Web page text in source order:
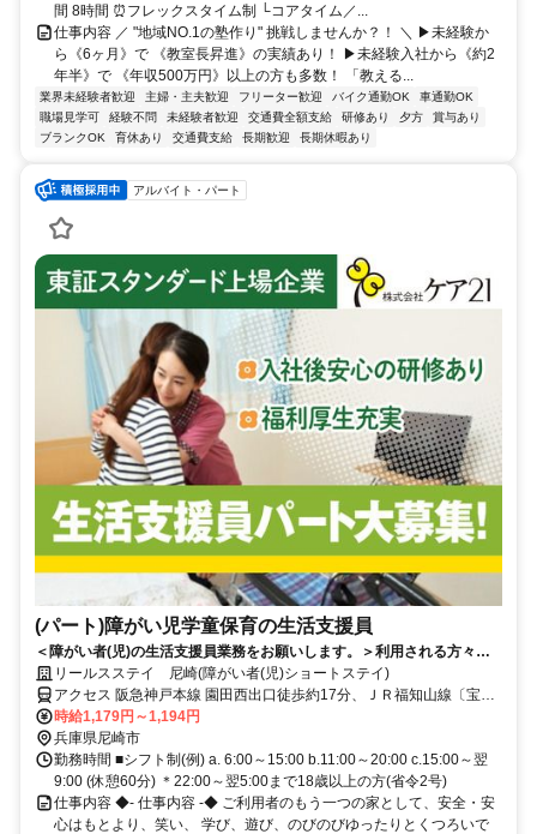
間 8時間 ⏰フレックスタイム制 └コアタイム／...
仕事内容 ／ "地域NO.1の塾作り" 挑戦しませんか？！ ＼ ▶未経験か
ら《6ヶ月》で 《教室長昇進》の実績あり！ ▶未経験入社から《約2
年半》で 《年収500万円》以上の方も多数！ 「教える...
業界未経験者歓迎 主婦・主夫歓迎 フリーター歓迎 バイク通勤OK
車通勤OK
職場見学可
経験不問 未経験者歓迎 交通費全額支給 研修あり 夕方
賞与あり
ブランクOK
育休あり 交通費支給 長期歓迎 長期休暇あり
アルバイト・パート
(パート)障がい児学童保育の生活支援員
＜障がい者(児)の生活支援員業務をお願いします。＞利用される方々が
安心して快適に泊まれるショートステイを目指していただきます。
リールスステイ 尼崎(障がい者(児)ショートステイ)
アクセス 阪急神戸本線 園田西出口徒歩約17分、ＪＲ福知山線〔宝塚
線〕 猪名寺東口徒歩約20分、ＪＲ福知山線〔宝塚線〕 塚口（福知山
線）東口徒歩約22分 阪急神戸線「園田」駅から徒歩19分
時給1,179円～1,194円
兵庫県尼崎市
勤務時間 ■シフト制(例) a. 6:00～15:00 b.11:00～20:00 c.15:00～翌
9:00 (休憩60分) ＊22:00～翌5:00まで18歳以上の方(省令2号)
仕事内容 ◆- 仕事内容 -◆ ご利用者のもう一つの家として、安全・安
心はもとより、笑い、 学び、遊び、のびのびゆったりとくつろいで